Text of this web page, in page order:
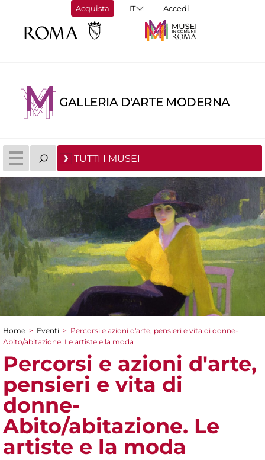
Acquista Accedi
GALLERIA D'ARTE MODERNA
TUTTI I MUSEI
Tu sei qui
Home > Eventi > Percorsi e azioni d'arte, pensieri e vita di donne-
Abito/abitazione. Le artiste e la moda
Percorsi e azioni d'arte,
pensieri e vita di
donne-
Abito/abitazione. Le
artiste e la moda